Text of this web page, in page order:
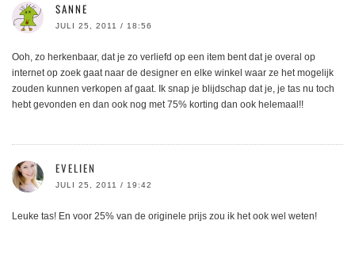
SANNE
JULI 25, 2011 / 18:56
Ooh, zo herkenbaar, dat je zo verliefd op een item bent dat je overal op
internet op zoek gaat naar de designer en elke winkel waar ze het mogelijk
zouden kunnen verkopen af gaat. Ik snap je blijdschap dat je, je tas nu toch
hebt gevonden en dan ook nog met 75% korting dan ook helemaal!!
EVELIEN
JULI 25, 2011 / 19:42
Leuke tas! En voor 25% van de originele prijs zou ik het ook wel weten!